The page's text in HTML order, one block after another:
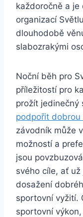
každoročně a je
organizací
dlouhodobě
slabozrakými
Noční běh pro
příležitostí pro
prožít jedinečný
podpořit ​dobrou
závodník může
možností a
jsou
svého cíle, ať
dosažení
sportovní vyžití.
sportovní